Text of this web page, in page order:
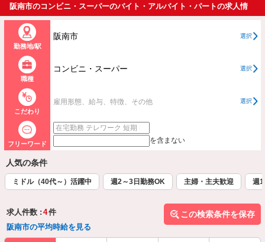
阪南市のコンビニ・スーパーのバイト・アルバイト・パートの求人情
報一覧
勤務地/駅
阪南市 選択
職種
コンビニ・スーパー 選択
こだわり
雇用形態、給与、特徴、その他 選択
フリーワード を含まない
人気の条件
ミドル（40代～）活躍中 週2～3日勤務OK 主婦・主夫歓迎 週
求人件数 : 4件
阪南市の平均時給を見る
この検索条件を保存